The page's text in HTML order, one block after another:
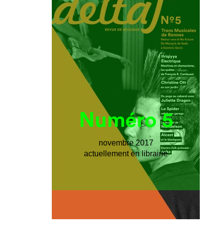
Numéro 5
novembre 2017
actuellement en librairie